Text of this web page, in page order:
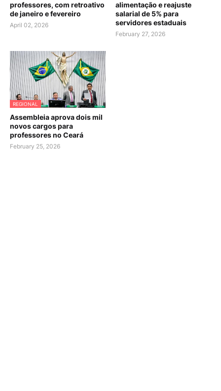
professores, com retroativo
de janeiro e fevereiro
April 02, 2026
alimentação e reajuste
salarial de 5% para
servidores estaduais
February 27, 2026
REGIONAL
Assembleia aprova dois mil
novos cargos para
professores no Ceará
February 25, 2026